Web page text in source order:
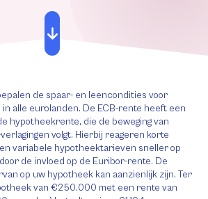
de spaar- en leencondities voor
alle eurolanden. De ECB-rente heeft een
hypotheekrente, die de beweging van
volgt. Hierbij reageren korte
variabele hypotheektarieven sneller op
de invloed op de Euribor-rente. De
op uw hypotheek kan aanzienlijk zijn. Ter
van €250.000 met een rente van